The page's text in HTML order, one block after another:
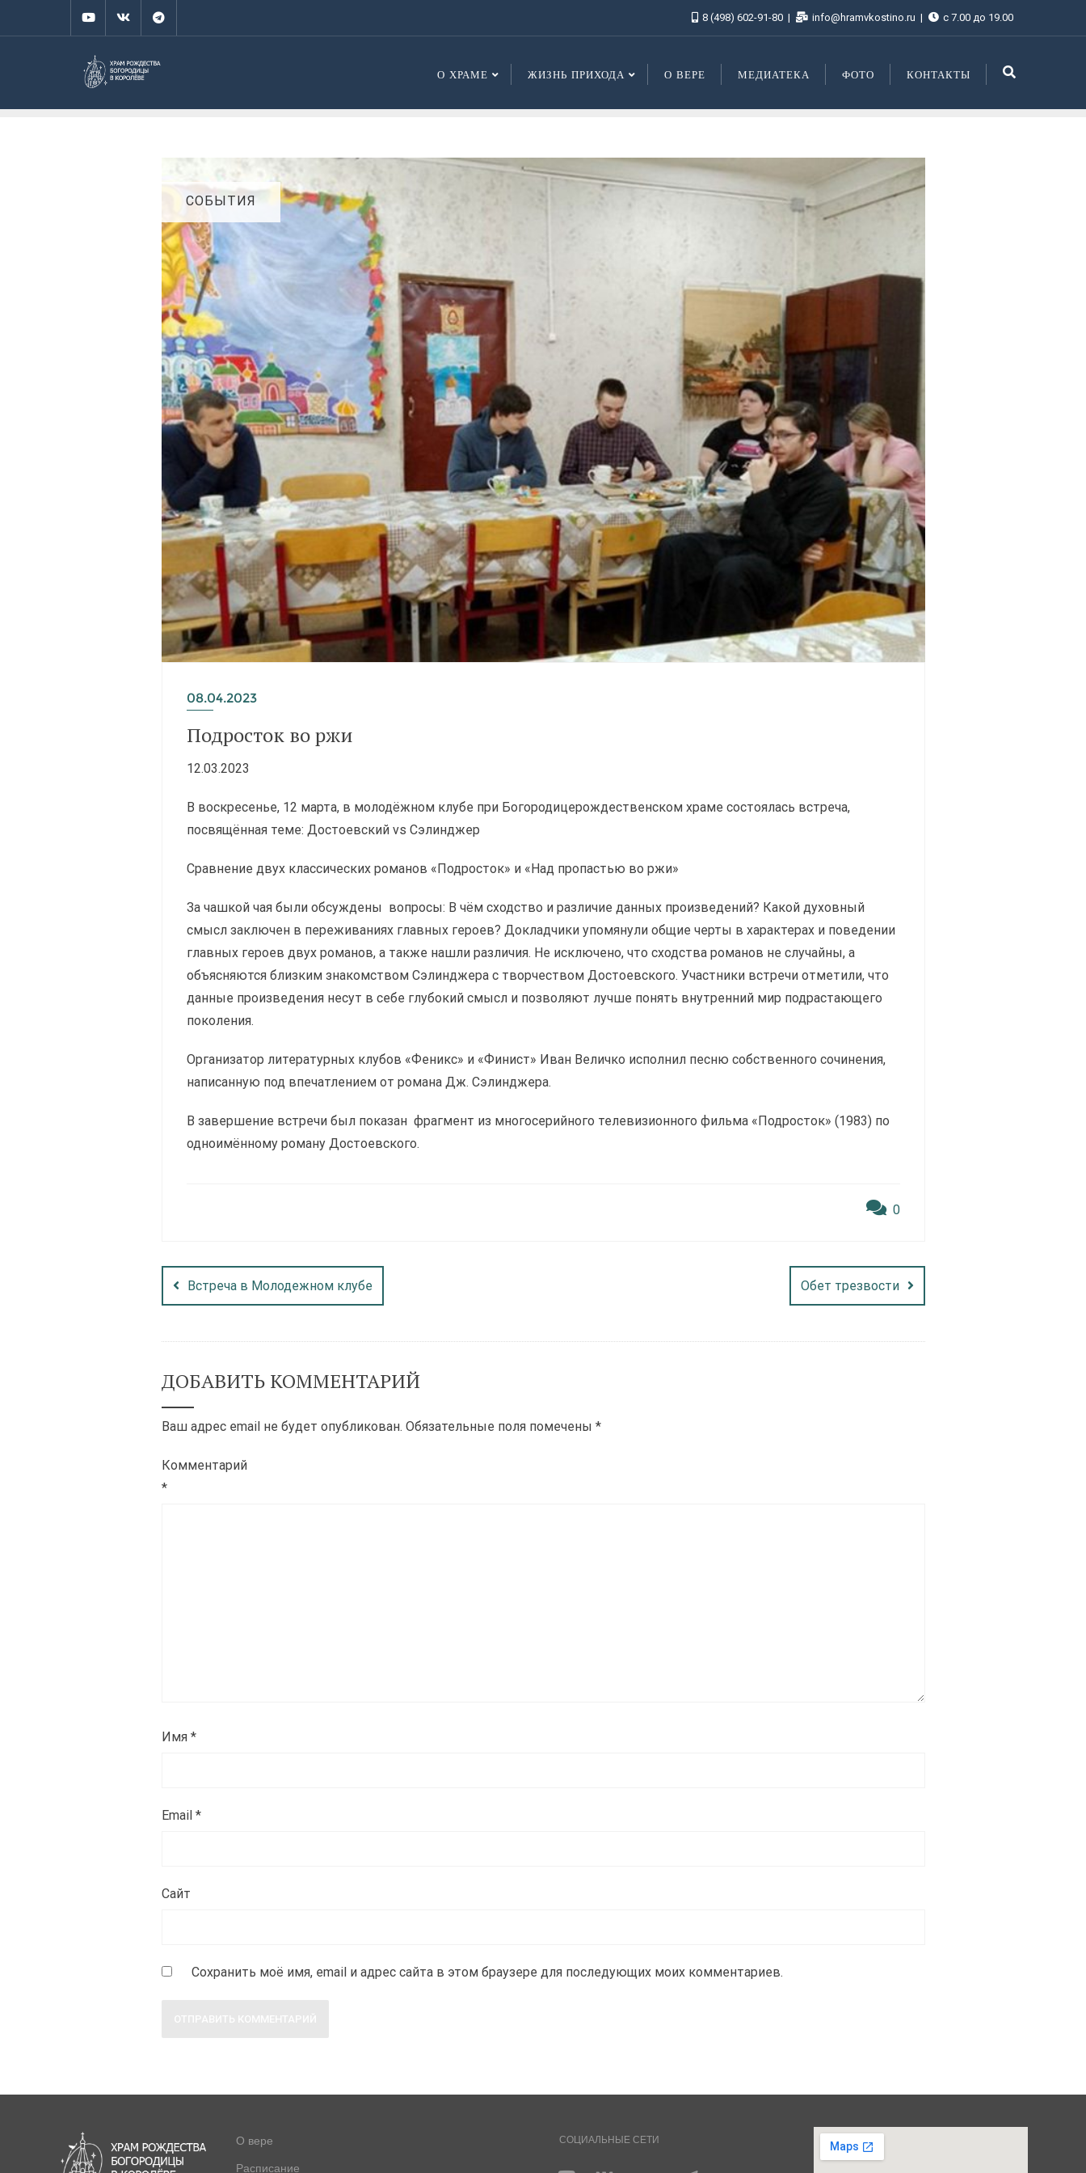
8 (498) 602-91-80 info@hramvkostino.ru с 7.00 до 19.00
О ХРАМЕ ЖИЗНЬ ПРИХОДА О ВЕРЕ МЕДИАТЕКА ФОТО КОНТАКТЫ
СОБЫТИЯ
08.04.2023
Подросток во ржи
12.03.2023
В воскресенье, 12 марта, в молодёжном клубе при Богородицерождественском храме состоялась встреча,
посвящённая теме: Достоевский vs Сэлинджер
Сравнение двух классических романов «Подросток» и «Над пропастью во ржи»
За чашкой чая были обсуждены вопросы: В чём сходство и различие данных произведений? Какой духовный
смысл заключен в переживаниях главных героев? Докладчики упомянули общие черты в характерах и поведении
главных героев двух романов, а также нашли различия. Не исключено, что сходства романов не случайны, а
объясняются близким знакомством Сэлинджера с творчеством Достоевского. Участники встречи отметили, что
данные произведения несут в себе глубокий смысл и позволяют лучше понять внутренний мир подрастающего
поколения.
Организатор литературных клубов «Феникс» и «Финист» Иван Величко исполнил песню собственного сочинения,
написанную под впечатлением от романа Дж. Сэлинджера.
В завершение встречи был показан фрагмент из многосерийного телевизионного фильма «Подросток» (1983) по
одноимённому роману Достоевского.
0
Встреча в Молодежном клубе Обет трезвости
ДОБАВИТЬ КОММЕНТАРИЙ
Ваш адрес email не будет опубликован. Обязательные поля помечены *
Комментарий
*
Имя *
Email *
Сайт
Сохранить моё имя, email и адрес сайта в этом браузере для последующих моих комментариев.
О вере
Расписание
СОЦИАЛЬНЫЕ СЕТИ